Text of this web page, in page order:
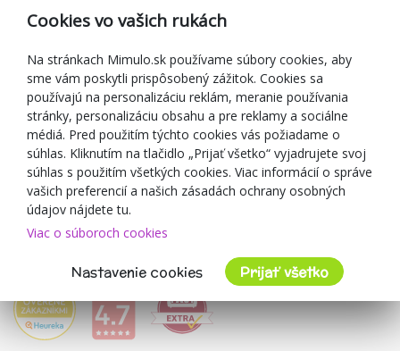
Reklamácia
Zľavové kupóny
Blog
O predajcovi
Mimulo.sk
Obchodné podmienky
Ochrana osobných údajov GDPR
Kontakty
Spolupracujeme
Cookies vo vašich rukách
Na stránkach Mimulo.sk používame súbory cookies, aby
sme vám poskytli prispôsobený zážitok. Cookies sa
používajú na personalizáciu reklám, meranie používania
stránky, personalizáciu obsahu a pre reklamy a sociálne
médiá. Pred použitím týchto cookies vás požiadame o
súhlas. Kliknutím na tlačidlo „Prijať všetko“ vyjadrujete svoj
súhlas s použitím všetkých cookies. Viac informácií o správe
vašich preferencií a našich zásadách ochrany osobných
údajov nájdete tu.
Viac o súboroch cookies
Nastavenie cookies Prijať všetko